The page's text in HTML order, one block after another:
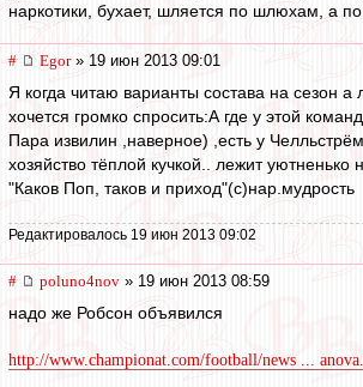
наркотики, бухает, шляется по шлюхам, а
# Egor» 19 июн 2013 09:01
Я когда читаю варианты состава на
хочется громко спросить:А где у этой
Пара извилин ,наверное) ,есть у
хозяйство тёплой кучкой.. лежит уютненько
"Каков Поп, таков и приход"(с)нар.мудрость
Редактировалось 19 июн 2013 09:02
# poluno4nov » 19 июн 2013 08:59
надо же Робсон объявился
http://www.championat.com/football/news ...